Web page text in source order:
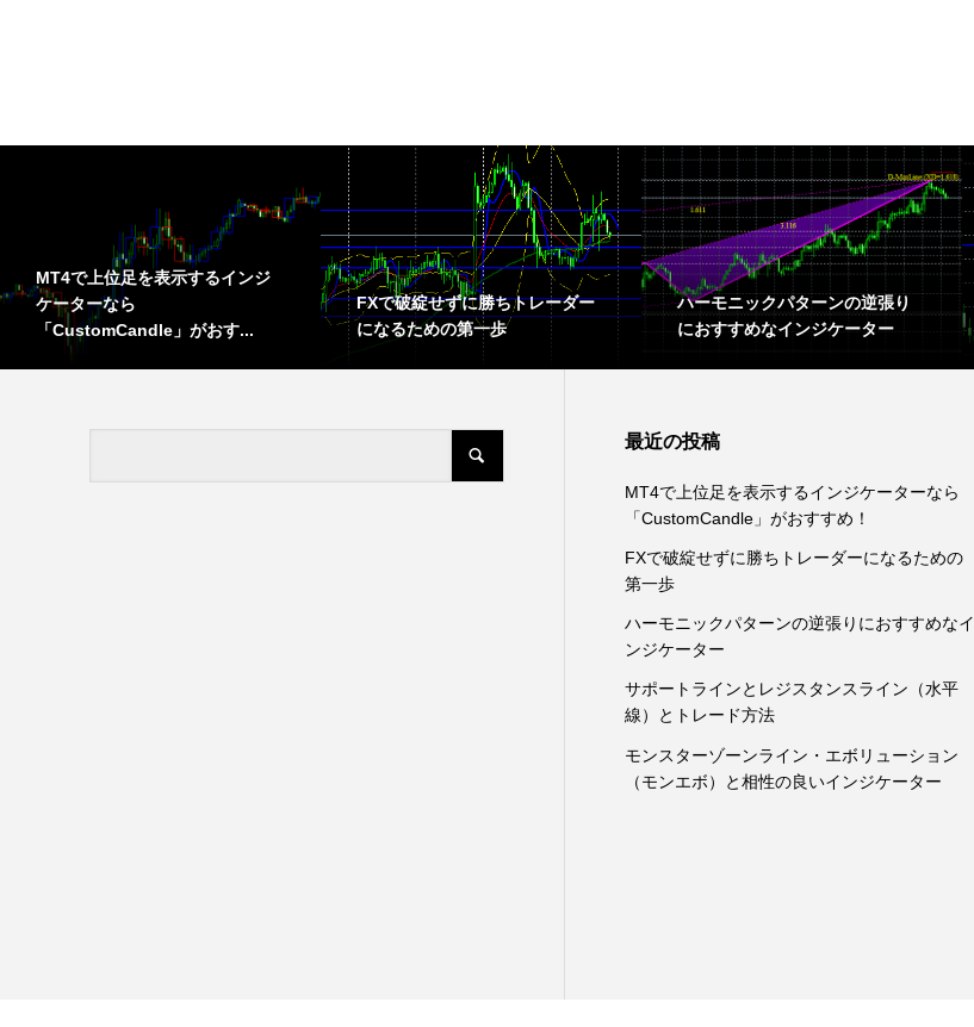
MT4で上位足を表示するインジ
ケーターなら
「CustomCandle」がおす...
FXで破綻せずに勝ちトレーダー
になるための第一歩
ハーモニックパターンの逆張り
におすすめなインジケーター
最近の投稿
MT4で上位足を表示するインジケーターなら
「CustomCandle」がおすすめ！
FXで破綻せずに勝ちトレーダーになるための
第一歩
ハーモニックパターンの逆張りにおすすめなイ
ンジケーター
サポートラインとレジスタンスライン（水平
線）とトレード方法
モンスターゾーンライン・エボリューション
（モンエボ）と相性の良いインジケーター